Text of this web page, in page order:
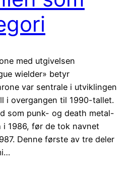
med utgivelsen
wielder» betyr
var sentrale i utviklingen
i overgangen til 1990-tallet.
som punk- og death metal-
i 1986, før de tok navnet
Denne første av tre deler